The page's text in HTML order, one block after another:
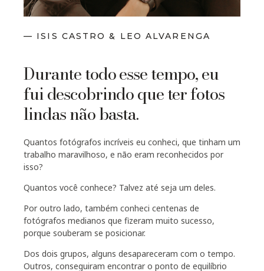
— ISIS CASTRO & LEO ALVARENGA
Durante todo esse tempo, eu
fui descobrindo que ter fotos
lindas não basta.
Quantos fotógrafos incríveis eu conheci, que tinham um
trabalho maravilhoso, e não eram reconhecidos por
isso?
Quantos você conhece? Talvez até seja um deles.
Por outro lado, também conheci centenas de
fotógrafos medianos que fizeram muito sucesso,
porque souberam se posicionar.
Dos dois grupos, alguns desapareceram com o tempo.
Outros, conseguiram encontrar o ponto de equilíbrio